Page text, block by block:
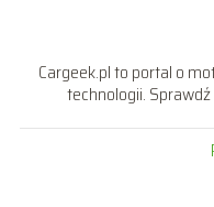
Cargeek.pl to portal o
technologii.